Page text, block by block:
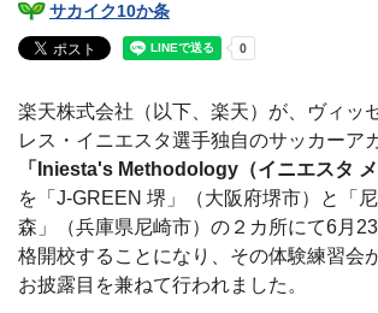
サカイク10か条
楽天株式会社（以下、楽天）が、ヴィッ
レス・イニエスタ選手独自のサッカーア
「Iniesta's Methodology（イニエスタ メ
を「J-GREEN 堺」（大阪府堺市）と「
森」（兵庫県尼崎市）の２カ所にて6月
格開校することになり、その体験練習会
お披露目を兼ねて行われました。